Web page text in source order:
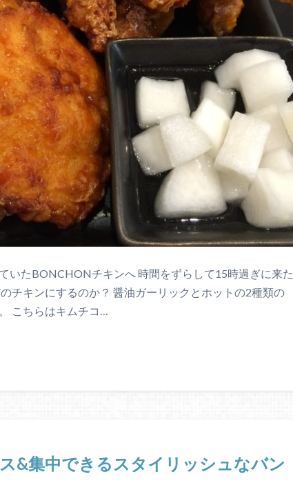
いたBONCHONチキンへ 時間をずらして15時過ぎに来た
チキンにするのか？ 醤油ガーリックとホットの2種類の
こちらはキムチコ…
&集中できるスタイリッシュなバン